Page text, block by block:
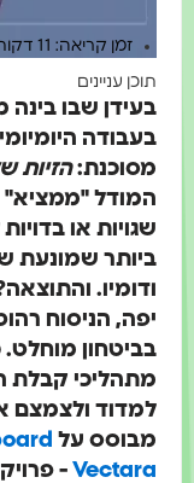
זמן קריאה: 11 דקות
תוכן עניינים
בעידן שבו בינה
בעבודה
מסוכנת:הזיות של
המודל "ממציא"
שגויות או בדויות
ודומיו.
יפה, הניסוח
בביטחון מוחלט.
מתהליכי קבלת
למדוד ולצמצם
מבוסס על
Vectara- פרויקט